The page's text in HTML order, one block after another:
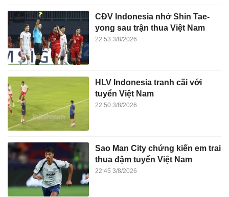
CĐV Indonesia nhớ Shin Tae-
yong sau trận thua Việt Nam
22:53 3/8/2026
HLV Indonesia tranh cãi với
tuyển Việt Nam
22:50 3/8/2026
Sao Man City chứng kiến em trai
thua đậm tuyển Việt Nam
22:45 3/8/2026